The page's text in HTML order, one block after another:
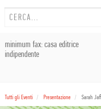
minimum fax: casa editrice
indipendente
Tutti gli Eventi Presentazione Sarah